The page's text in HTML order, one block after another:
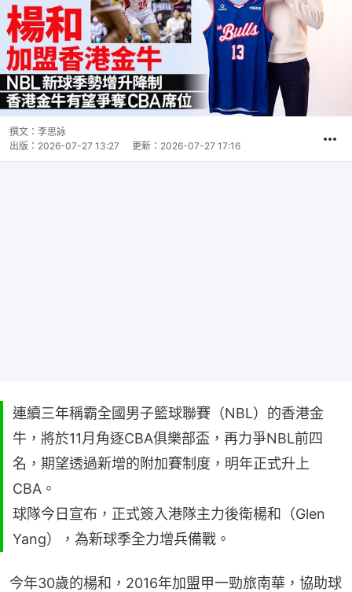
撰文： 李思詠
出版： 2026-07-27 13:27 更新： 2026-07-27 17:16
連續三年稱霸全國男子籃球聯賽（NBL）的香港金
牛，將於11月角逐CBA俱樂部盃，再力爭NBL前四
名，期望透過新增的附加賽制度，明年正式升上
CBA。
球隊今日宣布，正式簽入港隊主力後衛楊和（Glen
Yang），為新球季全力增兵備戰。
今年30歲的楊和，2016年加盟甲一勁旅南華，協助球